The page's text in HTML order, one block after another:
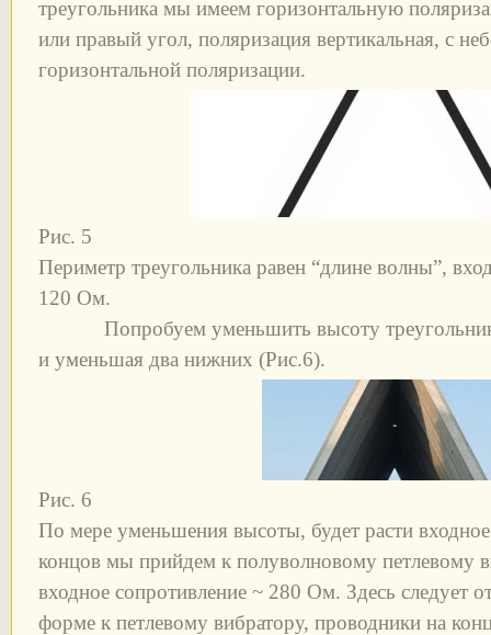
треугольника мы имеем горизонтальную
или правый угол, поляризация вертикальная, с
горизонтальной поляризации.
Рис. 5
Периметр треугольника равен “длине волны”,
120 Ом.
Попробуем уменьшить высоту
и уменьшая два нижних (Рис.6).
Рис. 6
По мере уменьшения высоты, будет расти
концов мы прийдем к полуволновому петлевому
входное сопротивление ~ 280 Ом. Здесь следует
форме к петлевому вибратору, проводники на